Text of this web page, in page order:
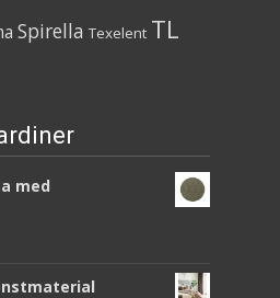
Spirella Texelent TL
med